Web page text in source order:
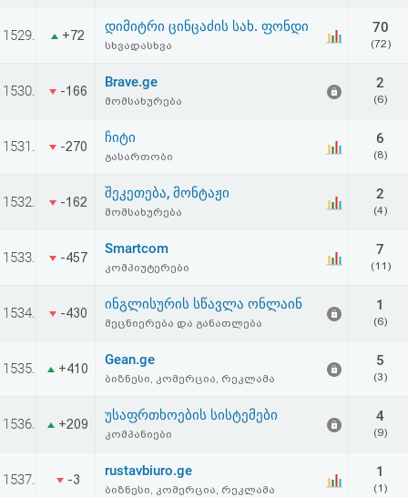
პასუხისმგებლობის
1529. +72
დიმიტრი ცინცაძის სახ. ფონდი
სხვადასხვა
70
(72)
1530. -166
Brave.ge
მომსახურება
2
(6)
1531. -270
ჩიტი
გასართობი
6
(8)
1532. -162
შეკეთება, მონტაჟი
მომსახურება
2
(4)
1533. -457
Smartcom
კომპიუტერები
7
(11)
1534. -430
ინგლისურის სწავლა ონლაინ
მეცნიერება და განათლება
1
(6)
1535. +410
Gean.ge
ბიზნესი, კომერცია, რეკლამა
5
(3)
1536. +209
უსაფრთხოების სისტემები
კომპანიები
4
(9)
1537. -3
rustavbiuro.ge
ბიზნესი, კომერცია, რეკლამა
1
(1)